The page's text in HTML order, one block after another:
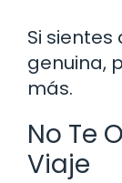
Si
genuina,
más.
No Te
Viaje